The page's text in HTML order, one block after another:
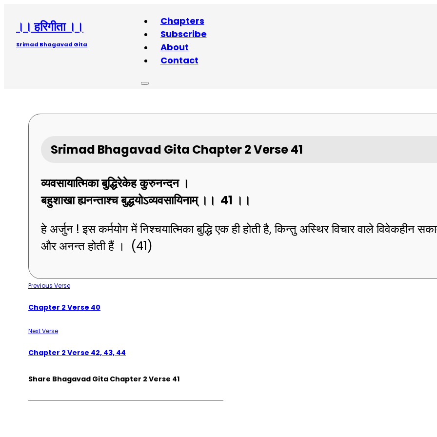
।। हरिगीता ।।
Srimad Bhagavad Gita
Chapters
Subscribe
About
Contact
Srimad Bhagavad Gita Chapter 2 Verse 41
व्यवसायात्मिकाबुद्धिरेकेहकुरुनन्दन ।
बहुशाखाह्यनन्ताश्चबुद्धयोऽव्यवसायिनाम् ।। 41 ।।
हे अर्जुन ! इस कर्मयोग में निश्चयात्मिका बुद्धि एक ही होती है, किन्तु अस्थिर विचार वाले विवेकहीन
और अनन्त होती हैं । (41)
Previous Verse
Chapter 2 Verse 40
Next Verse
Chapter 2 Verse 42, 43, 44
Share Bhagavad Gita Chapter 2 Verse 41